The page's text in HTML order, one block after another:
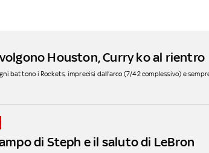
Houston, Curry ko al rientro
battono i Rockets, imprecisi dall’arco (7/42 complessivo) e
di Steph e il saluto di LeBron